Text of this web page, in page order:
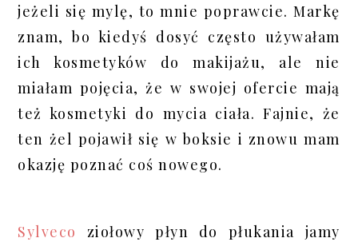
jeżeli się mylę, to mnie poprawcie. Markę
znam, bo kiedyś dosyć często używałam
ich kosmetyków do makijażu, ale nie
miałam pojęcia, że w swojej ofercie mają
też kosmetyki do mycia ciała. Fajnie, że
ten żel pojawił się w boksie i znowu mam
okazję poznać coś nowego.
Sylveco
ziołowy płyn do płukania jamy